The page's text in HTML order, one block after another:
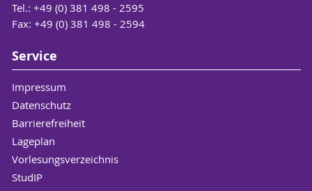
Tel.: +49 (0) 381 498 - 2595
Fax: +49 (0) 381 498 - 2594
Service
Impressum
Datenschutz
Barrierefreiheit
Lageplan
Vorlesungsverzeichnis
StudIP